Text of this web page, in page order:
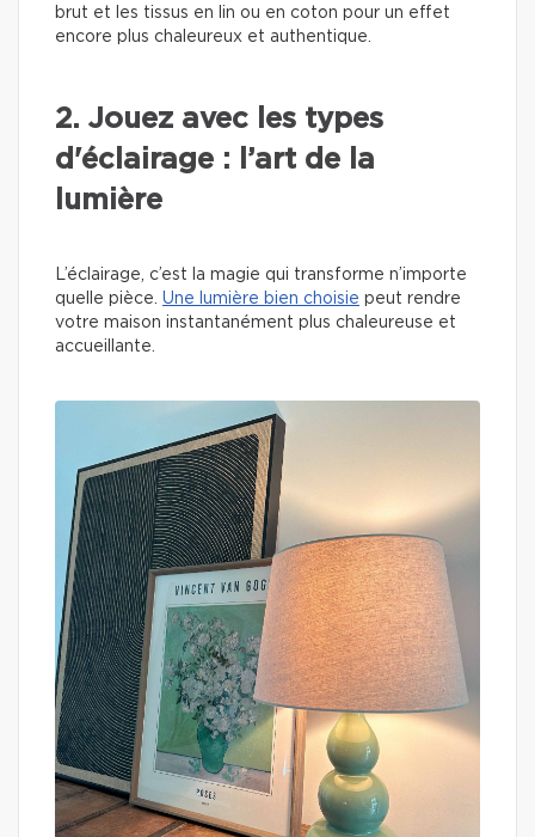
brut et les tissus en lin ou en coton pour un effet
encore plus chaleureux et authentique.
2. Jouez avec les types
d'éclairage : l’art de la
lumière
L’éclairage, c’est la magie qui transforme n’importe
quelle pièce. Une lumière bien choisie peut rendre
votre maison instantanément plus chaleureuse et
accueillante.